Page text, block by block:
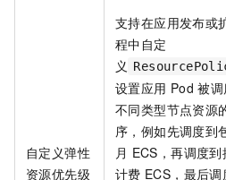
自定义弹性
资源优先级
支持在应用发布或
程中自定
义
设置应用 Pod 被调
不同类型节点资源
序，例如先调度到
月 ECS，再调度到
计费 ECS，最后调